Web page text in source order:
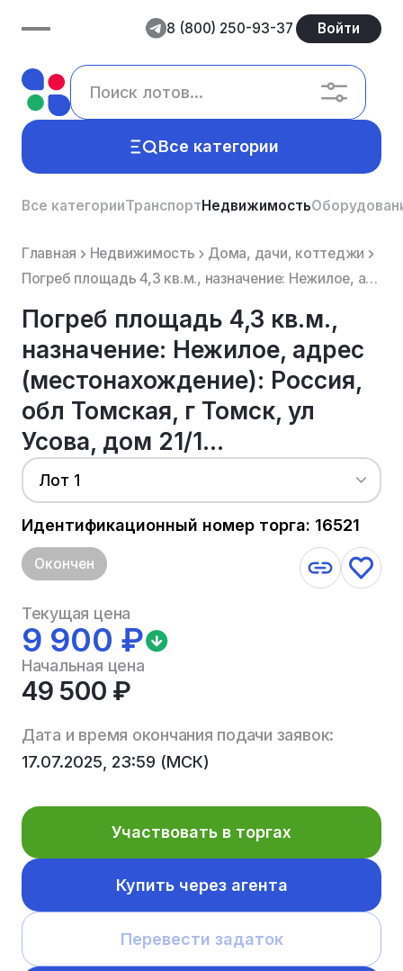
8 (800) 250-93-37 Войти
Все категории
Все категорииТранспортНедвижимость
Главная Недвижимость
Дома, дачи, коттеджи
Погреб площадь 4,3 кв.м., назначение: Нежилое, адрес (местонахождение): Россия, обл Томская, г Томск...
Погреб площадь 4,3 кв.м.,
назначение: Нежилое, адрес
(местонахождение): Россия,
обл Томская, г Томск, ул
Усова, дом 21/1...
Лот 1
Идентификационный номер торга: 16521
Окончен
Текущая цена
9 900 ₽
Начальная цена
49 500 ₽
Дата и время окончания подачи заявок:
17.07.2025, 23:59 (МСК)
Участвовать в торгах
Купить через агента
Перевести задаток